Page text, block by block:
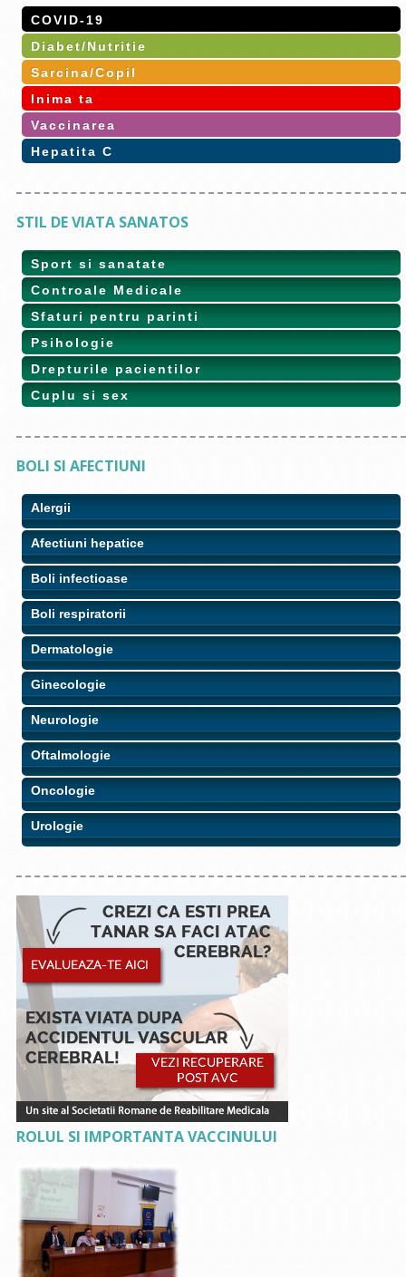
COVID-19
Diabet/Nutritie
Sarcina/Copil
Inima ta
Vaccinarea
Hepatita C
STIL DE VIATA SANATOS
Sport si sanatate
Controale Medicale
Sfaturi pentru parinti
Psihologie
Drepturile pacientilor
Cuplu si sex
BOLI SI AFECTIUNI
Alergii
Afectiuni hepatice
Boli infectioase
Boli respiratorii
Dermatologie
Ginecologie
Neurologie
Oftalmologie
Oncologie
Urologie
ROLUL SI IMPORTANTA VACCINULUI